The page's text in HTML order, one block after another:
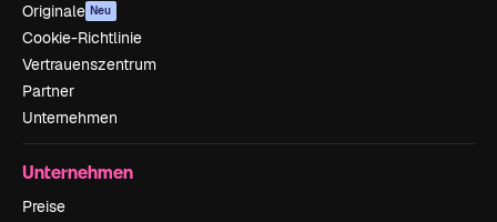
Originale Neu
Cookie-Richtlinie
Vertrauenszentrum
Partner
Unternehmen
Unternehmen
Preise